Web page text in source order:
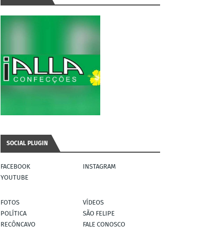
SOCIAL PLUGIN
FACEBOOK
INSTAGRAM
YOUTUBE
FOTOS
VÍDEOS
POLÍTICA
SÃO FELIPE
RECÔNCAVO
FALE CONOSCO